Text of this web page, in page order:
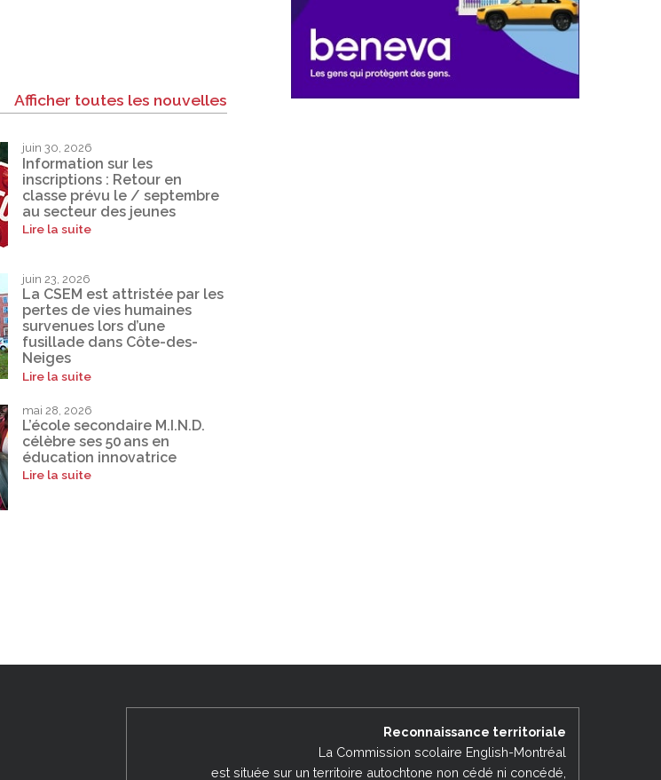
Afficher toutes les nouvelles
juin 30, 2026
Information sur les
inscriptions : Retour en
classe prévu le / septembre
au secteur des jeunes
Lire la suite
juin 23, 2026
La CSEM est attristée par les
pertes de vies humaines
survenues lors d’une
fusillade dans Côte-des-
Neiges
Lire la suite
mai 28, 2026
L’école secondaire M.I.N.D.
célèbre ses 50 ans en
éducation innovatrice
Lire la suite
Reconnaissance territoriale
La Commission scolaire English-Montréal
est située sur un territoire autochtone non cédé ni concédé,